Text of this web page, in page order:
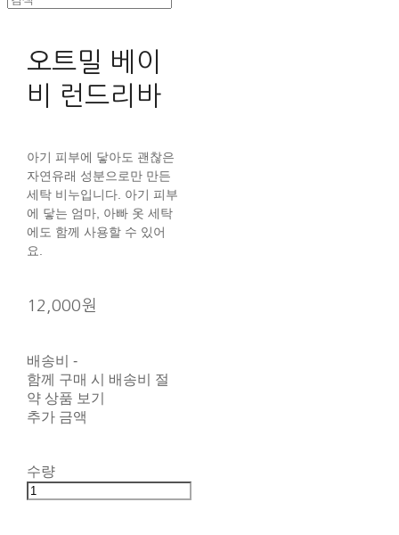
오트밀 베이
비 런드리바
아기 피부에 닿아도 괜찮은
자연유래 성분으로만 만든
세탁 비누입니다. 아기 피부
에 닿는 엄마, 아빠 옷 세탁
에도 함께 사용할 수 있어
요.
12,000원
배송비 -
함께 구매 시 배송비 절
약 상품 보기
추가 금액
수량